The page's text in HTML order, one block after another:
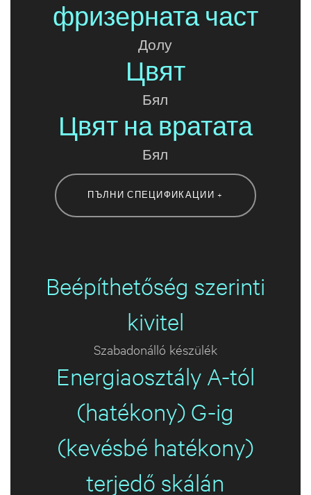
фризерната част
Долу
Цвят
Бял
Цвят на вратата
Бял
ПЪЛНИ СПЕЦИФИКАЦИИ +
Beépíthetőség szerinti
kivitel
Szabadonálló készülék
Energiaosztály A-tól
(hatékony) G-ig
(kevésbé hatékony)
terjedő skálán